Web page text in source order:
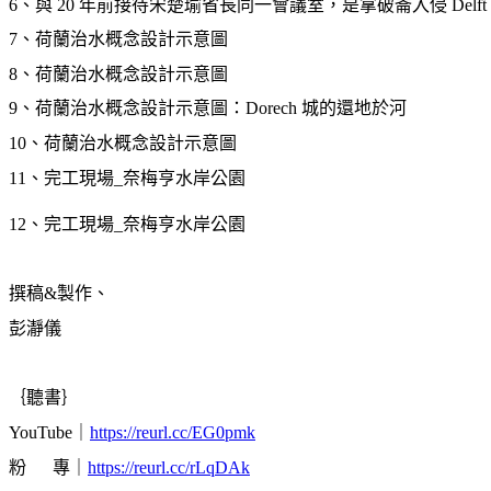
6 、與 20 年前接待宋楚瑜省長同一會議室，是拿破崙入侵
7 、荷蘭治水概念設計示意圖
8 、荷蘭治水概念設計示意圖
9 、荷蘭治水概念設計示意圖：Dorech 城的還地於河
10 、荷蘭治水概念設計示意圖
11 、完工現場_奈梅亨水岸公園
12 、完工現場_奈梅亨水岸公園
撰稿&製作、
彭瀞儀
｛聽書｝
YouTube
https://reurl.cc/EG0pmk
粉 專｜ https://reurl.cc/rLqDAk